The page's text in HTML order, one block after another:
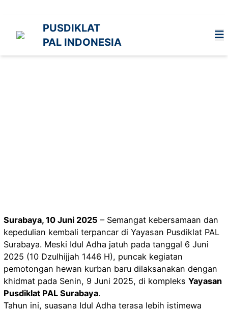
konten
PUSDIKLAT
PAL INDONESIA
Surabaya, 10 Juni 2025 – Semangat kebersamaan dan
kepedulian kembali terpancar di Yayasan Pusdiklat PAL
Surabaya. Meski Idul Adha jatuh pada tanggal 6 Juni
2025 (10 Dzulhijjah 1446 H), puncak kegiatan
pemotongan hewan kurban baru dilaksanakan dengan
khidmat pada Senin, 9 Juni 2025, di kompleksYayasan
Pusdiklat PAL Surabaya.
Tahun ini, suasana Idul Adha terasa lebih istimewa